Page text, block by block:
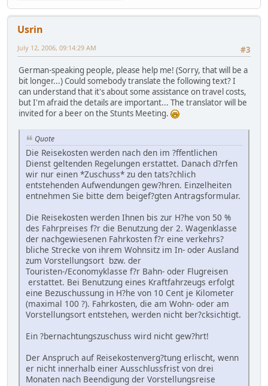
Usrin
#3
July 12, 2006, 09:14:29 AM
German-speaking people, please help me! (Sorry, that will be a
bit longer...) Could somebody translate the following text? I
can understand that it's about some assistance on travel costs,
but I'm afraid the details are important... The translator will be
invited for a beer on the Stunts Meeting.
Quote
Die Reisekosten werden nach den im ?ffentlichen
Dienst geltenden Regelungen erstattet. Danach d?rfen
wir nur einen *Zuschuss* zu den tats?chlich
entstehenden Aufwendungen gew?hren. Einzelheiten
entnehmen Sie bitte dem beigef?gten Antragsformular.
Die Reisekosten werden Ihnen bis zur H?he von 50 %
des Fahrpreises f?r die Benutzung der 2. Wagenklasse
der nachgewiesenen Fahrkosten f?r eine verkehrs?
bliche Strecke von ihrem Wohnsitz im In- oder Ausland
zum Vorstellungsort bzw. der
Touristen-/Economyklasse f?r Bahn- oder Flugreisen
erstattet. Bei Benutzung eines Kraftfahrzeugs erfolgt
eine Bezuschussung in H?he von 10 Cent je Kilometer
(maximal 100 ?). Fahrkosten, die am Wohn- oder am
Vorstellungsort entstehen, werden nicht ber?cksichtigt.
Ein ?bernachtungszuschuss wird nicht gew?hrt!
Der Anspruch auf Reisekostenverg?tung erlischt, wenn
er nicht innerhalb einer Ausschlussfrist von drei
Monaten nach Beendigung der Vorstellungsreise